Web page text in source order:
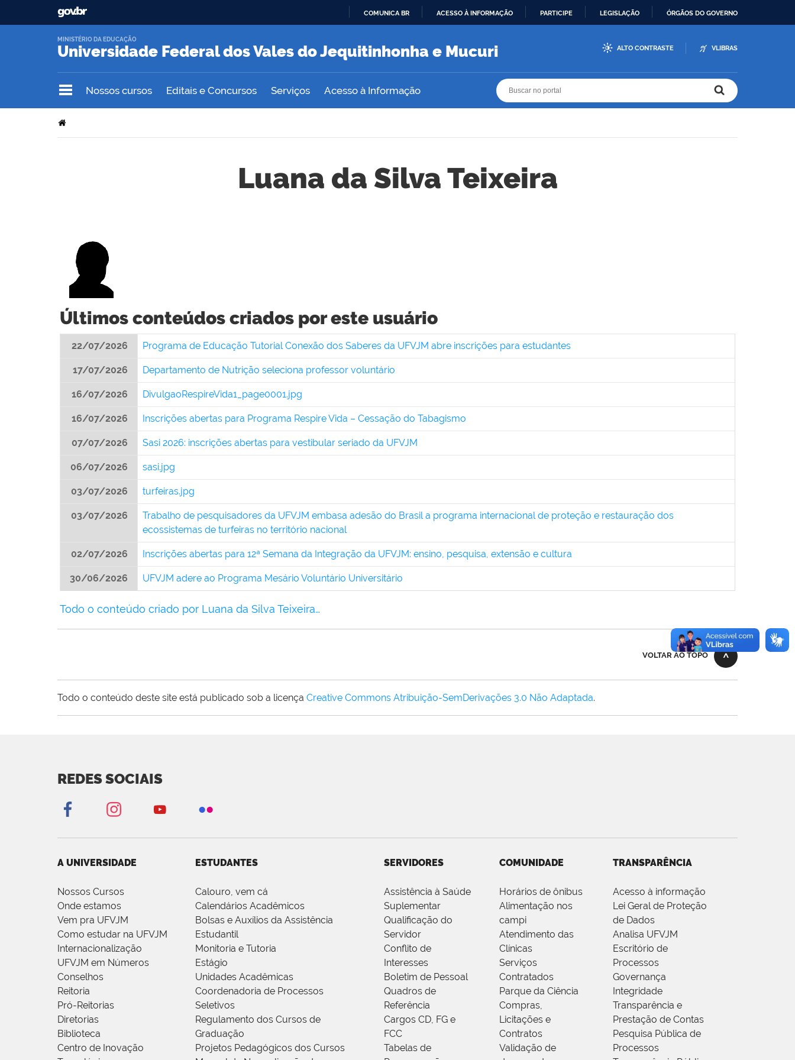
O
COMUNICA BR ACESSO À INFORMAÇÃO PARTICIPE LEGISLAÇÃO ÓRGÃOS DO GOVERNO
Universidade Federal dos Vales do Jequitinhonha e Mucuri
MINISTÉRIO DA EDUCAÇÃO
ALTO CONTRASTE VLIBRAS
Nossos cursos Editais e Concursos Serviços Acesso à Informação
Luana da Silva Teixeira
Últimos conteúdos criados por este usuário
22/07/2026 Programa de Educação Tutorial Conexão dos Saberes da UFVJM abre inscrições para estudantes
17/07/2026 Departamento de Nutrição seleciona professor voluntário
16/07/2026 DivulgaoRespireVida1_page0001.jpg
16/07/2026 Inscrições abertas para Programa Respire Vida – Cessação do Tabagismo
07/07/2026 Sasi 2026: inscrições abertas para vestibular seriado da UFVJM
06/07/2026 sasi.jpg
03/07/2026 turfeiras.jpg
03/07/2026
Trabalho de pesquisadores da UFVJM embasa adesão do Brasil a programa internacional de proteção e restauração dos
ecossistemas de turfeiras no território nacional
02/07/2026 Inscrições abertas para 12ª Semana da Integração da UFVJM: ensino, pesquisa, extensão e cultura
30/06/2026 UFVJM adere ao Programa Mesário Voluntário Universitário
Todo o conteúdo criado por Luana da Silva Teixeira…
VOLTAR AO TOPO
Todo o conteúdo deste site está publicado sob a licença Creative Commons Atribuição-SemDerivações 3.0 Não Adaptada.
REDES SOCIAIS
A UNIVERSIDADE
Nossos Cursos
Onde estamos
Vem pra UFVJM
Como estudar na UFVJM
Internacionalização
UFVJM em Números
Conselhos
Reitoria
Pró-Reitorias
Diretorias
Biblioteca
Centro de Inovação
ESTUDANTES
Calouro, vem cá
Calendários Acadêmicos
Bolsas e Auxílios da Assistência
Estudantil
Monitoria e Tutoria
Estágio
Unidades Acadêmicas
Coordenadoria de Processos
Seletivos
Regulamento dos Cursos de
Graduação
Projetos Pedagógicos dos Cursos
SERVIDORES
Assistência à Saúde
Suplementar
Qualificação do
Servidor
Conflito de
Interesses
Boletim de Pessoal
Quadros de
Referência
Cargos CD, FG e
FCC
Tabelas de
COMUNIDADE
Horários de ônibus
Alimentação nos
campi
Atendimento das
Clínicas
Serviços
Contratados
Parque da Ciência
Compras,
Licitações e
Contratos
Validação de
TRANSPARÊNCIA
Acesso à informação
Lei Geral de Proteção
de Dados
Analisa UFVJM
Escritório de
Processos
Governança
Integridade
Transparência e
Prestação de Contas
Pesquisa Pública de
Processos